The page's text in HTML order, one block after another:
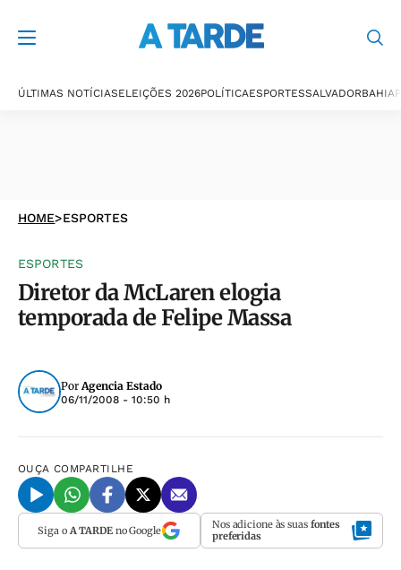
ÚLTIMAS NOTÍCIASELEIÇÕES 2026POLÍTICAESPORTESSALVADORBAHIA
HOME>ESPORTES
ESPORTES
Diretor da McLaren elogia
temporada de Felipe Massa
PorAgencia Estado
06/11/2008 - 10:50 h
OUÇA COMPARTILHE
Siga o A TARDEno Google Nos adicione às suas fontes
preferidas